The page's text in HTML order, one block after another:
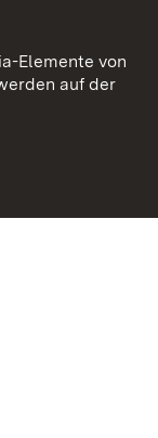
Elemente von
auf der